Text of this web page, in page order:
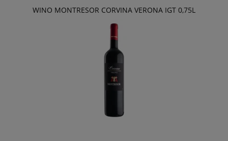
WINO MONTRESOR CORVINA VERONA IGT 0,75L